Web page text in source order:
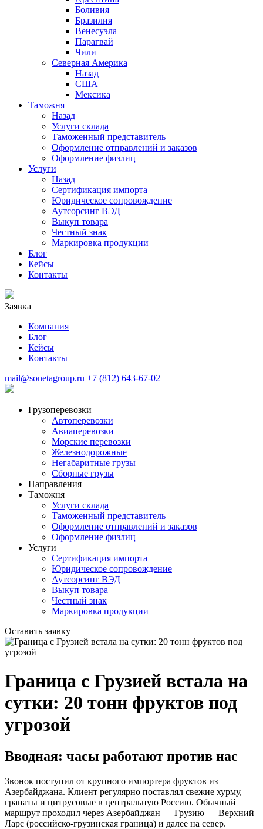
Боливия
Бразилия
Венесуэла
Парагвай
Чили
Северная Америка
Назад
США
Мексика
Таможня
Назад
Услуги склада
Таможенный представитель
Оформление отправлений и заказов
Оформление физлиц
Услуги
Назад
Сертификация импорта
Юридическое сопровождение
Аутсорсинг ВЭД
Выкуп товара
Честный знак
Маркировка продукции
Блог
Кейсы
Контакты
Заявка
Компания
Блог
Кейсы
Контакты
mail@sonetagroup.ru +7 (812) 643-67-02
Грузоперевозки
Автоперевозки
Авиаперевозки
Морские перевозки
Железнодорожные
Негабаритные грузы
Сборные грузы
Направления
Таможня
Услуги склада
Таможенный представитель
Оформление отправлений и заказов
Оформление физлиц
Услуги
Сертификация импорта
Юридическое сопровождение
Аутсорсинг ВЭД
Выкуп товара
Честный знак
Маркировка продукции
Оставить заявку
Граница с Грузией встала на
сутки: 20 тонн фруктов под
угрозой
Вводная: часы работают против нас
Звонок поступил от крупного импортера фруктов из
Азербайджана. Клиент регулярно поставлял свежие хурму,
гранаты и цитрусовые в центральную Россию. Обычный
маршрут проходил через Азербайджан — Грузию — Верхний
Ларс (российско-грузинская граница) и далее на север.